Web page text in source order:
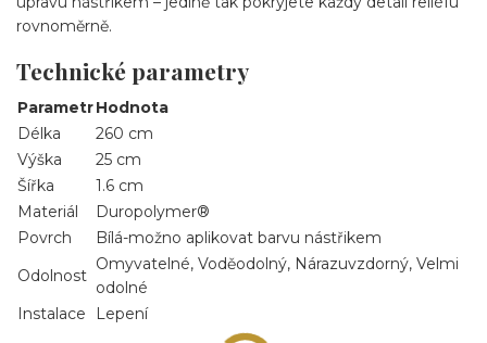
rovnoměrně.
Technické parametry
ParametrHodnota
Délka
260 cm
Výška
25 cm
Šířka
1.6 cm
Materiál
Duropolymer®
Povrch
Bílá-možno aplikovat barvu nástřikem
Odolnost
Omyvatelné, Voděodolný, Nárazuvzdorný, Velmi
odolné
Instalace
Lepení